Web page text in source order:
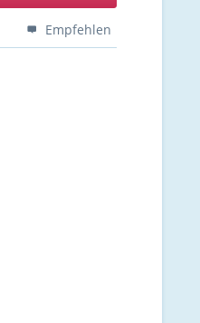
Empfehlen